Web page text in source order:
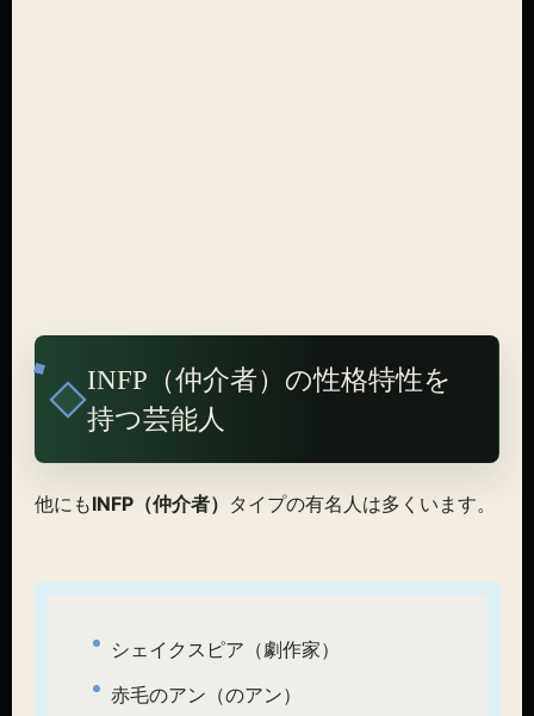
INFP（仲介者）の性格特性を
持つ芸能人
他にもINFP（仲介者） タイプの有名人は多くいます。
シェイクスピア（劇作家）
赤毛のアン（のアン）